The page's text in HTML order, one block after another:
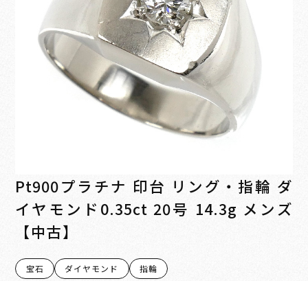
Pt900プラチナ 印台 リング・指輪 ダ
イヤモンド0.35ct 20号 14.3g メンズ
【中古】
宝石 ダイヤモンド 指輪